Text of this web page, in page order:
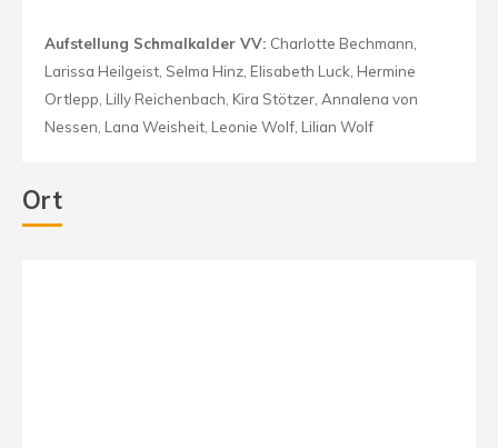
Aufstellung Schmalkalder VV: Charlotte Bechmann,
Larissa Heilgeist, Selma Hinz, Elisabeth Luck, Hermine
Ortlepp, Lilly Reichenbach, Kira Stötzer, Annalena von
Nessen, Lana Weisheit, Leonie Wolf, Lilian Wolf
Ort